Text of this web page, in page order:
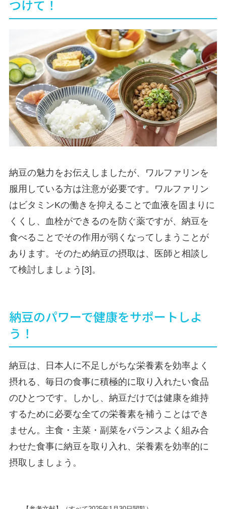
つけて！
納豆の魅力をお伝えしましたが、ワルファリンを
服用している方は注意が必要です。ワルファリン
はビタミンKの働きを抑えることで血液を固まりに
くくし、血栓ができるのを防ぐ薬ですが、納豆を
食べることでその作用が弱くなってしまうことが
あります。そのため納豆の摂取は、医師と相談し
て検討しましょう[3]。
納豆のパワーで健康をサポートしよ
う！
納豆は、日本人に不足しがちな栄養素を効率よく
摂れる、毎日の食事に積極的に取り入れたい食品
のひとつです。しかし、納豆だけでは健康を維持
するために必要な全ての栄養素を補うことはでき
ません。主食・主菜・副菜をバランスよく組み合
わせた食事に納豆を取り入れ、栄養素を効率的に
摂取しましょう。